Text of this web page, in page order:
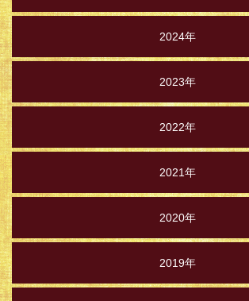
2024年
2023年
2022年
2021年
2020年
2019年